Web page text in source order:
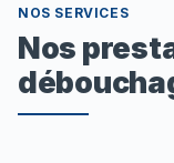
NOS SERVICES
Nos